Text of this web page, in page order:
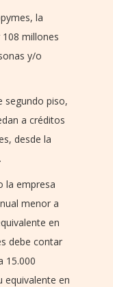
la
millones
y/o
segundo piso,
a créditos
desde la
la empresa
menor a
en
debe contar
15.000
equivalente en